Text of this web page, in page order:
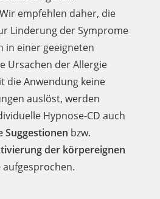
empfehlen daher, die
Linderung der Symprome
in einer geeigneten
Ursachen der Allergie
die Anwendung keine
auslöst, werden
Hypnose-CD auch
Suggestionen bzw.
der körpereignen
aufgesprochen.